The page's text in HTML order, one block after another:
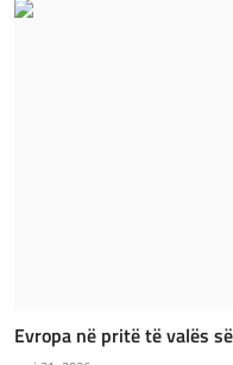
Evropa në pritë të valës